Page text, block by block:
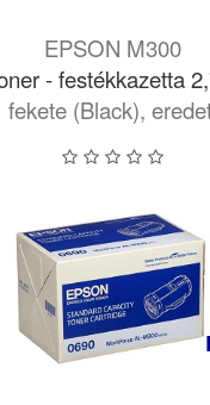
EPSON M300
- festékkazetta
fekete (Black),